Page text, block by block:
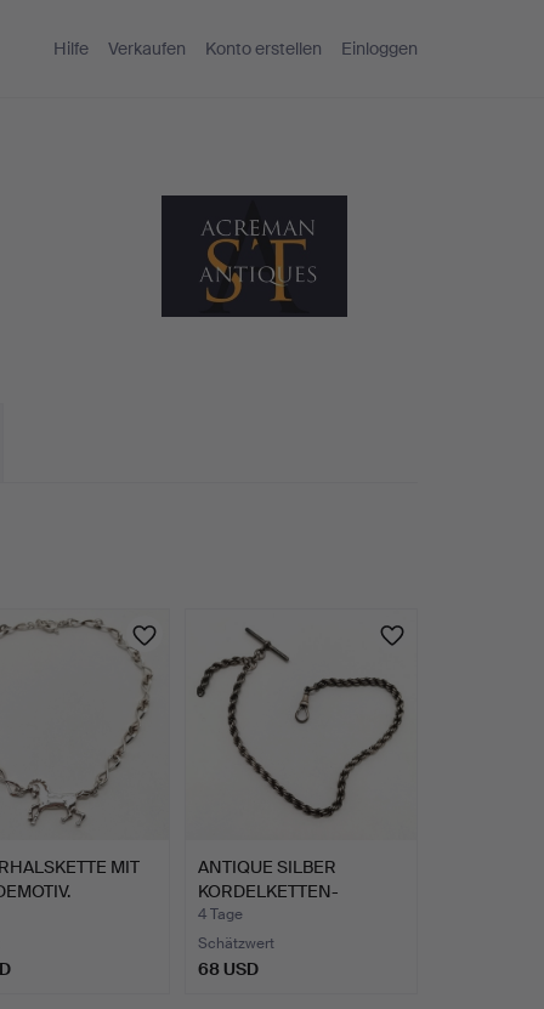
Hilfe Verkaufen Konto erstellen Einloggen
MIT
ANTIQUE SILBER
KORDELKETTEN-
ALBERT-KETTE.
4 Tage
Schätzwert
68 USD